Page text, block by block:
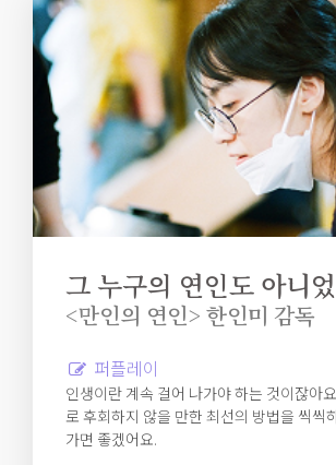
그 누구의 연인도 아니
<만인의 연인> 한인미 감독
퍼플레이
인생이란 계속 걸어 나가야 하는 것이잖아
로 후회하지 않을 만한 최선의 방법을 씩씩
가면 좋겠어요.